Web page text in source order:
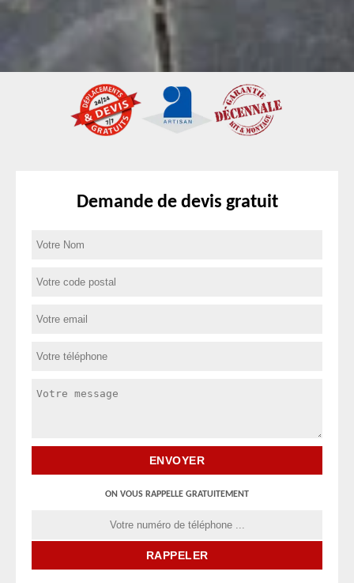
Demande de devis gratuit
ON VOUS RAPPELLE GRATUITEMENT